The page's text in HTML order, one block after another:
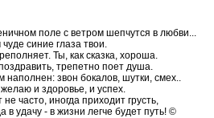
поле с ветром шепчутся в любви...
синие глаза твои.
Ты, как сказка, хороша.
трепетно поет душа.
наполнен: звон бокалов, шутки, смех..
и здоровье, и успех.
не часто, иногда приходит грусть,
в удачу - в жизни легче будет путь! ©